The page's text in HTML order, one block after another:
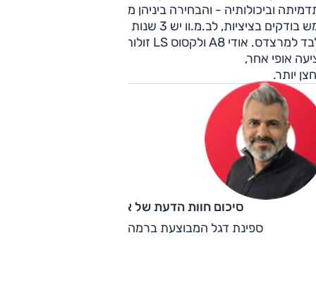
וביכולותיה - והבחירה ביניהן מבוססת על עניין של טעם.
ממש בודקים בציציות, לב.מ.וו יש 3 שנות אחריות, לעומת שנתיים
אופי אחר,
יותר.
סיכום חוות הדעת של אוהד אלגוב
ספינת דגל המבוצעת ברמה הגבוהה ביותר.